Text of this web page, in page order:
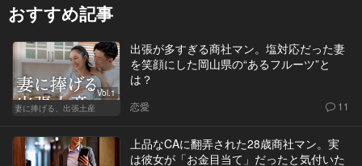
おすすめ記事
Vol.1
妻に捧げる、出張土産
出張が多すぎる商社マン。塩対応だった妻
を笑顔にした岡山県の“あるフルーツ”と
は？
恋愛 11
上品なCAに翻弄された28歳商社マン。実
は彼女が「お金目当て」だったと気付いた